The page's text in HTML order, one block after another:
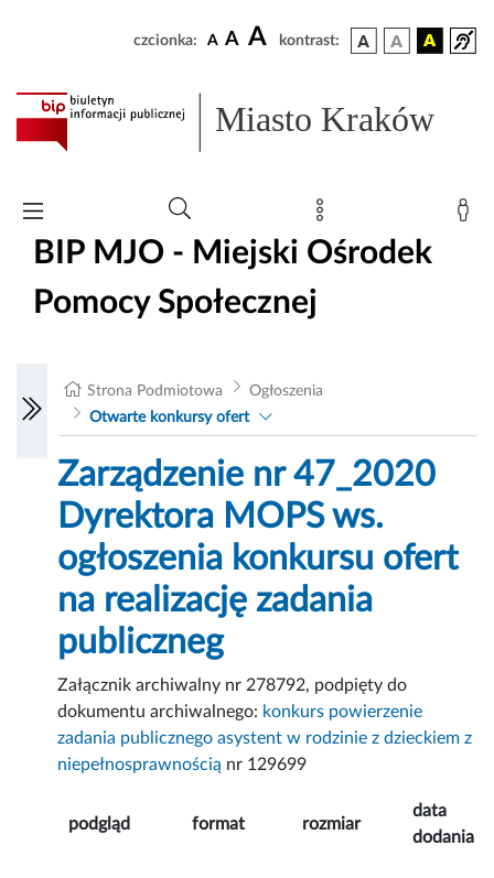
czcionka: A A A kontrast:
Miasto Kraków
BIP MJO - Miejski Ośrodek
Pomocy Społecznej
Strona Podmiotowa
Ogłoszenia
Otwarte konkursy ofert
Zarządzenie nr 47_2020
Dyrektora MOPS ws.
ogłoszenia konkursu ofert
na realizację zadania
publiczneg
Załącznik archiwalny nr 278792, podpięty do
dokumentu archiwalnego: konkurs powierzenie
zadania publicznego asystent w rodzinie z dzieckiem z
niepełnosprawnością nr 129699
podgląd format rozmiar
data
dodania